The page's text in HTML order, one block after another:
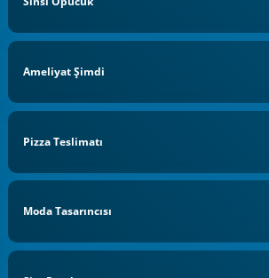
Ameliyat Şimdi
Pizza Teslimatı
Moda Tasarıncısı